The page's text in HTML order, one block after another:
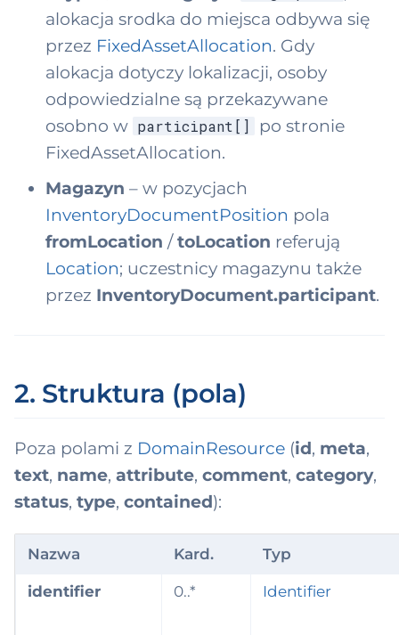
alokacja srodka do miejsca odbywa się
przez FixedAssetAllocation. Gdy
alokacja dotyczy lokalizacji, osoby
odpowiedzialne są przekazywane
osobno w participant[]
po stronie
FixedAssetAllocation.
Magazyn – w pozycjach
InventoryDocumentPosition pola
fromLocation /toLocation referują
Location; uczestnicy magazynu także
przez InventoryDocument.participant.
2. Struktura (pola)
Poza polami z DomainResource (id, meta,
text, name, attribute, comment, category,
status, type, contained):
Nazwa Kard. Typ
identifier 0..* Identifier